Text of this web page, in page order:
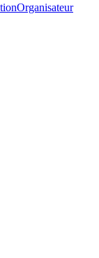
Organisateur